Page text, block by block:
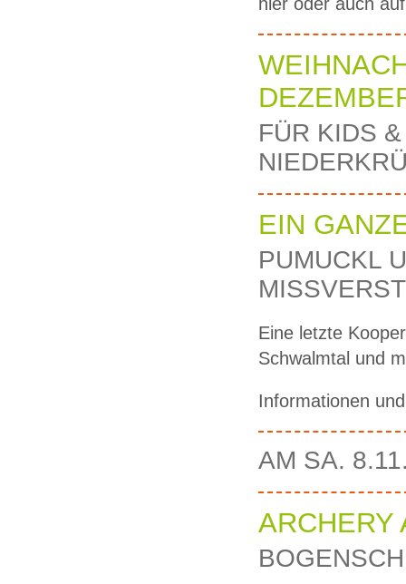
FÜR KIDS
EIN
PUMUCKL
Eine letzte
Schwalmtal und
Informationen
AM SA.
ARCHERY